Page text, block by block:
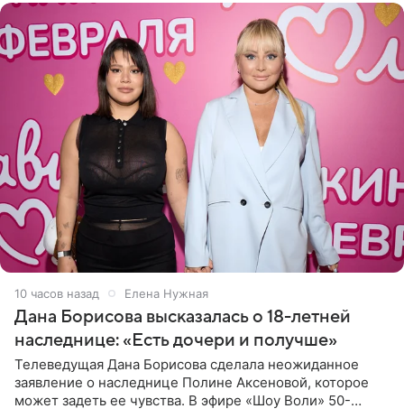
10 часов назад Елена Нужная
Дана Борисова высказалась о 18-летней
наследнице: «Есть дочери и получше»
Телеведущая Дана Борисова сделала неожиданное
заявление о наследнице Полине Аксеновой, которое
может задеть ее чувства. В эфире «Шоу Воли» 50-